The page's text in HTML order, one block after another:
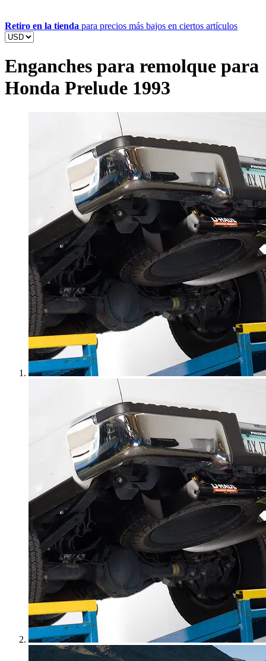
Retiro en la tienda para precios más bajos en ciertos artículos
Enganches para remolque para
Honda Prelude 1993